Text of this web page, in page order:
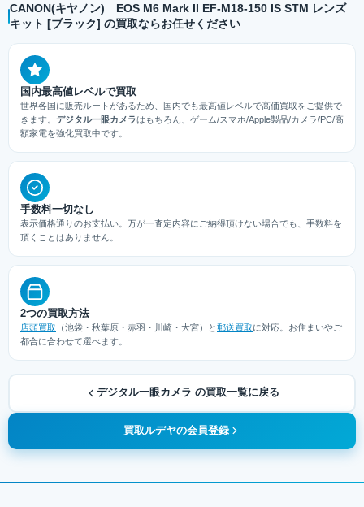
CANON(キヤノン) EOS M6 Mark II EF-M18-150 IS STM レンズ
キット [ブラック] の買取ならお任せください
国内最高値レベルで買取
世界各国に販売ルートがあるため、国内でも最高値レベルで高価買取をご提供で
きます。 デジタル一眼カメラはもちろん、ゲーム/スマホ/Apple製品/カメラ/PC/高
額家電を強化買取中です。
手数料一切なし
表示価格通りのお支払い。万が一査定内容にご納得頂けない場合でも、手数料を
頂くことはありません。
2つの買取方法
店頭買取 （池袋・秋葉原・赤羽・川崎・大宮）と郵送買取に対応。お住まいやご
都合に合わせて選べます。
デジタル一眼カメラ の買取一覧に戻る
買取ルデヤの会員登録